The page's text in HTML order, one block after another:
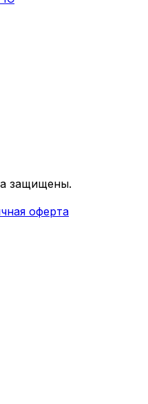
защищены.
оферта